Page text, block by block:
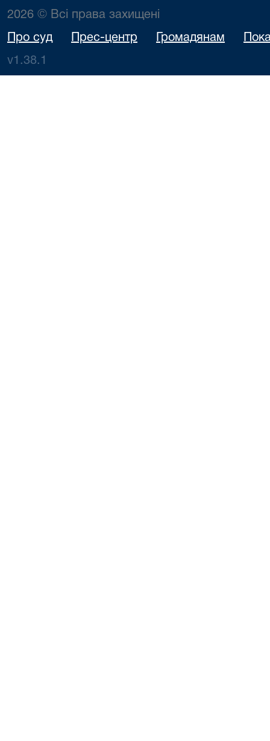
2026 © Всі права захищені
Про суд Прес-центр Громадянам
v1.38.1